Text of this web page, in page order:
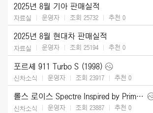
2025년 8월 기아 판매실적
자료실 운영자 조회 25732 추천 0
2025년 8월 현대차 판매실적
자료실 운영자 조회 25194 추천 0
포르셰 911 Turbo S (1998)
신차소식 운영자 조회 23917 추천 0
롤스 로이스 Spectre Inspired by Primavera (2026)
신차소식 운영자 조회 23887 추천 0